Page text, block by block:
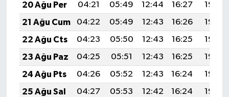
20 Ağu Per
04:21 05:49 12:44 16:27
19:28
21 Ağu Cum
04:22 05:49 12:43 16:26
19:27
22 Ağu Cts
04:23 05:50 12:43 16:25
19:26
23 Ağu Paz
04:25 05:51 12:43 16:25
19:25
24 Ağu Pts
04:26 05:52 12:43 16:24
19:23
25 Ağu Sal
04:27 05:53 12:42 16:24 19:22